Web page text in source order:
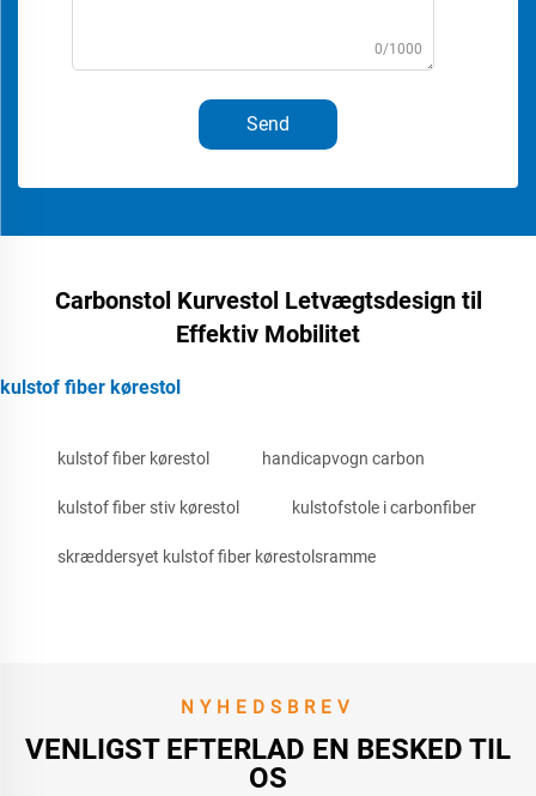
0/1000
Send
Carbonstol Kurvestol Letvægtsdesign til
Effektiv Mobilitet
kulstof fiber kørestol
kulstof fiber kørestol handicapvogn carbon
kulstof fiber stiv kørestol kulstofstole i carbonfiber
skræddersyet kulstof fiber kørestolsramme
NYHEDSBREV
VENLIGST EFTERLAD EN BESKED TIL
OS